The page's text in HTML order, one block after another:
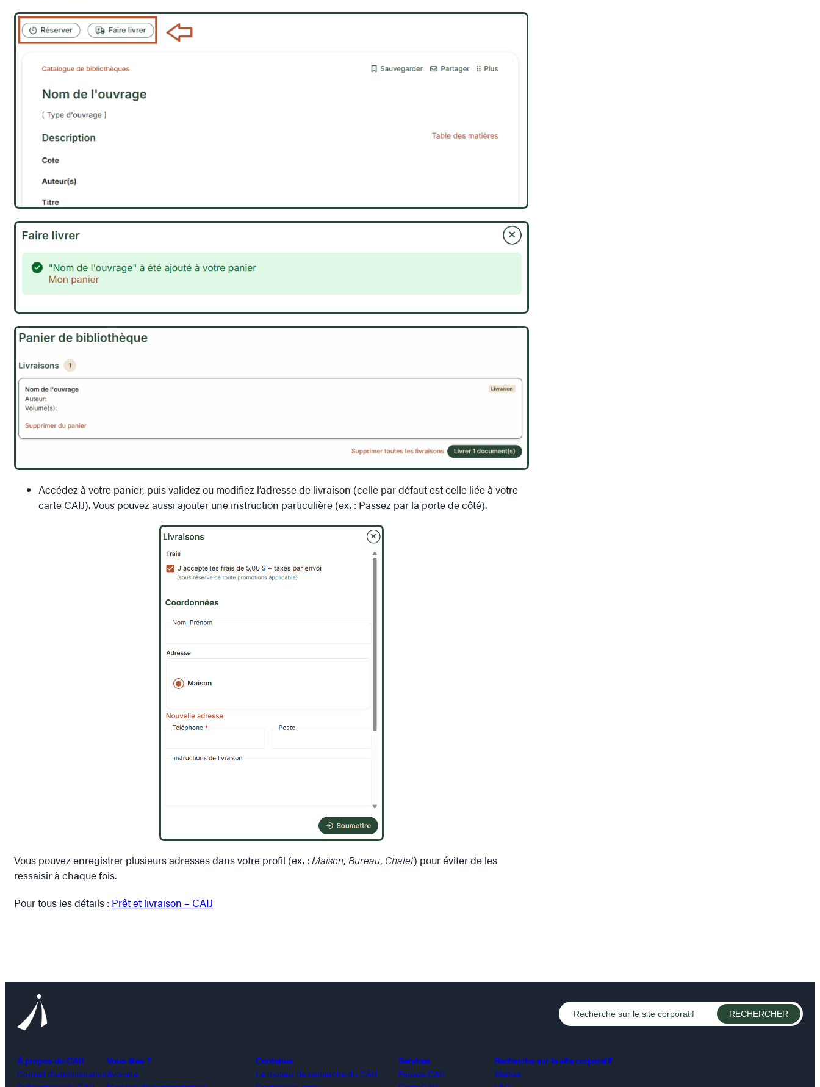
Accédez à votre panier, puis validez ou modifiez l’adresse de livraison (celle par défaut est celle liée à votre
carte CAIJ). Vous pouvez aussi ajouter une instruction particulière (ex. : Passez par la porte de côté).
Vous pouvez enregistrer plusieurs adresses dans votre profil (ex. : Maison, Bureau, Chalet) pour éviter de les
ressaisir à chaque fois.
Pour tous les détails : Prêt et livraison – CAIJ
À propos du CAIJ
Conseil d’administration
Vous êtes ?
Avocat.e
Contenus
Le moteur de recherche du CAIJ
Services
Espace CAIJ
Recherche sur le site corporatif
Médias